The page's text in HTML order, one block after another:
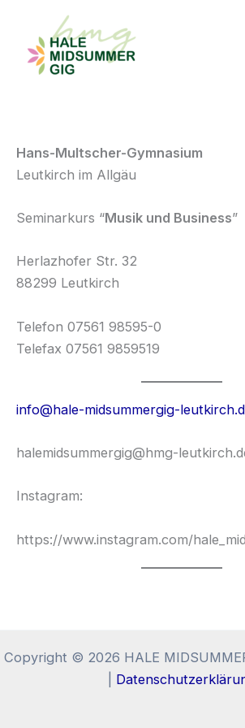
springen
Hans-Multscher-Gymnasium
Leutkirch im Allgäu
Seminarkurs “Musik und Business”
Herlazhofer Str. 32
88299 Leutkirch
Telefon 07561 98595-0
Telefax 07561 9859519
info@hale-midsummergig-
halemidsummergig@hmg-
Instagram:
https://www.instagram.com/
Copyright © 2026 HALE